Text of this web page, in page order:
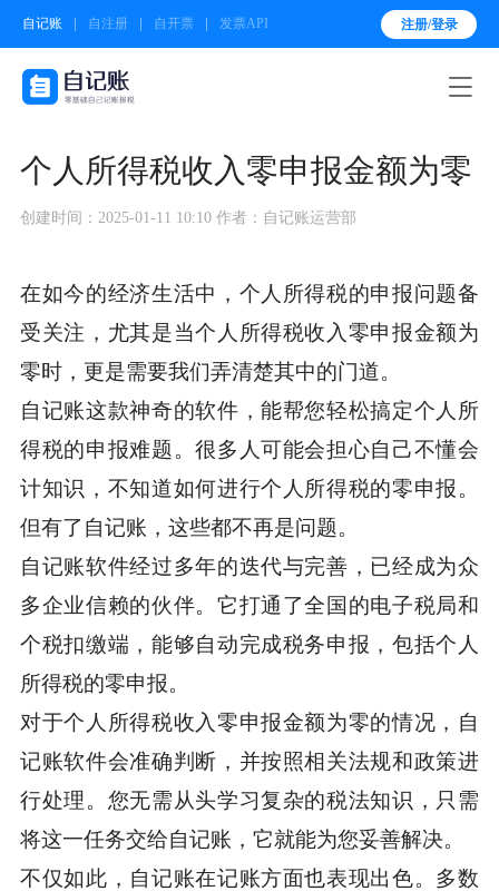
自记账 自注册 自开票 发票API 注册/登录

个人所得税收入零申报金额为零
创建时间：2025-01-11 10:10 作者：自记账运营部
在如今的经济生活中，个人所得税的申报问题备
受关注，尤其是当个人所得税收入零申报金额为
零时，更是需要我们弄清楚其中的门道。
自记账这款神奇的软件，能帮您轻松搞定个人所
得税的申报难题。很多人可能会担心自己不懂会
计知识，不知道如何进行个人所得税的零申报。
但有了自记账，这些都不再是问题。
自记账软件经过多年的迭代与完善，已经成为众
多企业信赖的伙伴。它打通了全国的电子税局和
个税扣缴端，能够自动完成税务申报，包括个人
所得税的零申报。
对于个人所得税收入零申报金额为零的情况，自
记账软件会准确判断，并按照相关法规和政策进
行处理。您无需从头学习复杂的税法知识，只需
将这一任务交给自记账，它就能为您妥善解决。
不仅如此，自记账在记账方面也表现出色。多数